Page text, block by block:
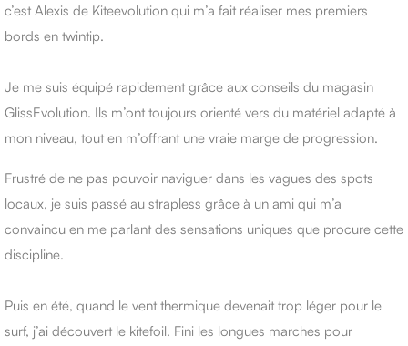
c’est Alexis de Kiteevolution qui m’a fait réaliser mes premiers
bords en twintip.
Je me suis équipé rapidement grâce aux conseils du magasin
GlissEvolution. Ils m’ont toujours orienté vers du matériel adapté à
mon niveau, tout en m’offrant une vraie marge de progression.
Frustré de ne pas pouvoir naviguer dans les vagues des spots
locaux, je suis passé au strapless grâce à un ami qui m’a
convaincu en me parlant des sensations uniques que procure cette
discipline.
Puis en été, quand le vent thermique devenait trop léger pour le
surf, j’ai découvert le kitefoil. Fini les longues marches pour